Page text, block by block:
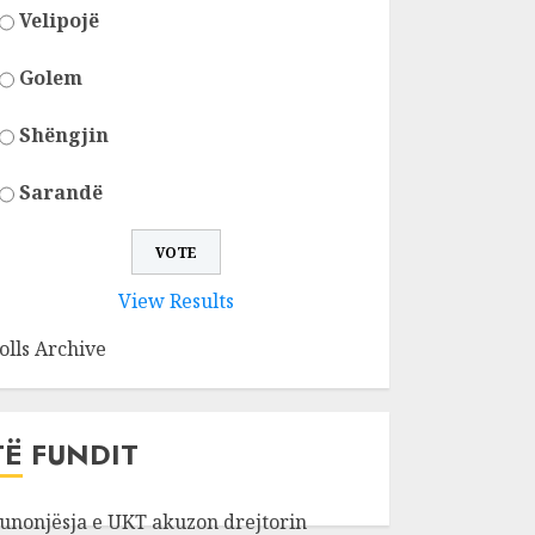
Velipojë
Golem
Shëngjin
Sarandë
View Results
Archive
FUNDIT
e UKT akuzon drejtorin